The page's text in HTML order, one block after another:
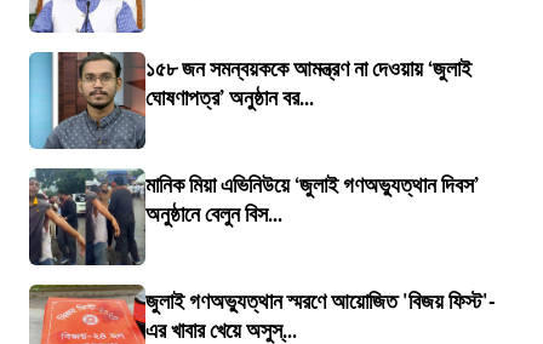
১৫৮ জন সমন্বয়ককে আমন্ত্রণ না দেওয়ায় ‘জুলাই
ঘোষণাপত্র’ অনুষ্ঠান বর...
মানিক মিয়া এভিনিউয়ে ‘জুলাই গণঅভ্যুত্থান দিবস’
অনুষ্ঠানে বেলুন বিস...
জুলাই গণঅভ্যুত্থান স্মরণে আয়োজিত 'বিজয় ফিস্ট'-
এর খাবার খেয়ে অসুস্...